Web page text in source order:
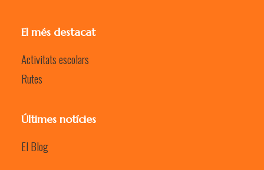
El més destacat
Activitats escolars
Rutes
Últimes notícies
El Blog